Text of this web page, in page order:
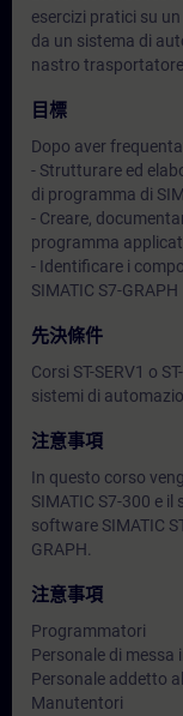
esercizi pratici su
da un sistema di
nastro trasportatore.
目標
Dopo aver
- Strutturare ed
di programma di
- Creare,
programma
- Identificare i
SIMATIC S7-GRAPH
先決條件
Corsi ST-SERV1 o
sistemi di
注意事項
In questo corso
SIMATIC S7-300 e il
software SIMATIC
GRAPH.
注意事項
Programmatori
Personale di messa
Personale addetto
Manutentori